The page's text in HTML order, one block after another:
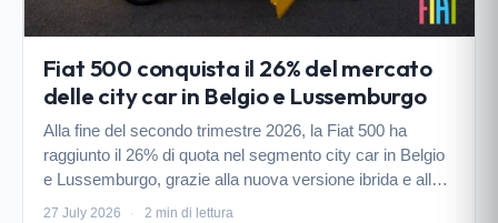
Fiat 500 conquista il 26% del mercato
delle city car in Belgio e Lussemburgo
Alla fine del secondo trimestre 2026, la Fiat 500 ha
raggiunto il 26% di quota nel segmento city car in Belgio
e Lussemburgo, grazie alla nuova versione ibrida e alle
tre varianti di carrozzeria.
27 July 2026 · 2 min di lettura